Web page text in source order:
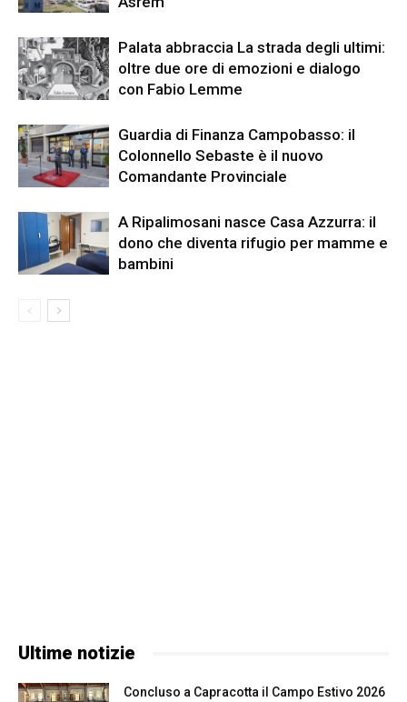
Palata abbraccia La strada degli ultimi:
oltre due ore di emozioni e dialogo
con Fabio Lemme
Guardia di Finanza Campobasso: il
Colonnello Sebaste è il nuovo
Comandante Provinciale
A Ripalimosani nasce Casa Azzurra: il
dono che diventa rifugio per mamme e
bambini
Ultime notizie
Concluso a Capracotta il Campo Estivo 2026